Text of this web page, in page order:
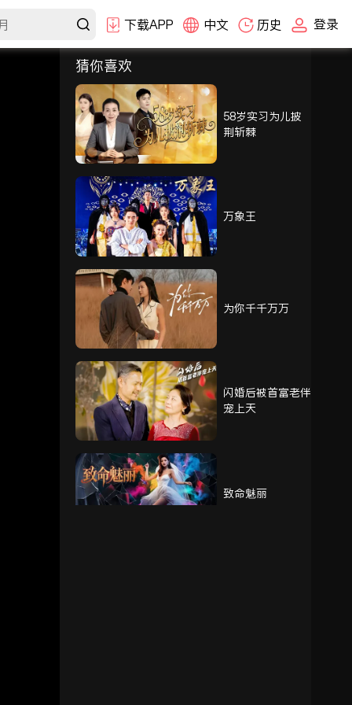
下载APP 中文 历史 登录
选集
1-30
31-60 61-80
61 62 63
64 65 66
67 68 69
70 71 72
73 74 75
76 77 78
79 80
猜你喜欢
58岁实习为儿披
荆斩棘
万象王
为你千千万万
闪婚后被首富老伴
宠上天
致命魅丽